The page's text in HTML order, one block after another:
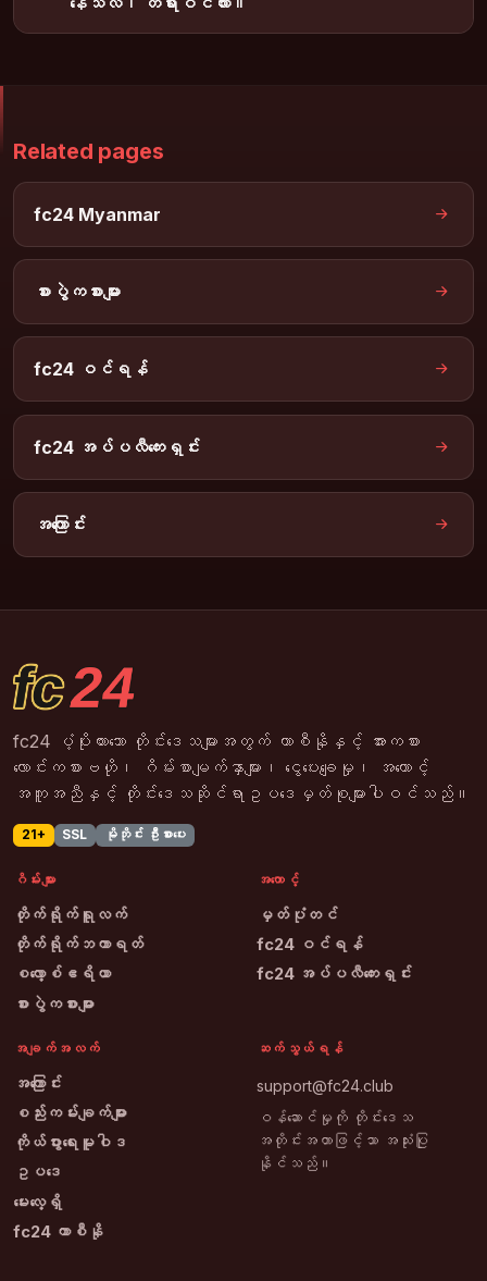
Related pages
fc24 Myanmar
စားပွဲကစားများ
fc24 ဝင်ရန်
fc24 အပ်ပလီကေးရှင်း
အကြောင်း
fc24 ပံ့ပိုးထားသော တိုင်းဒေသများအတွက် ကာစီနိုနှင့် အားကစား
လောင်းကစားဗဟို၊ ဂိမ်းစာမျက်နှာများ၊ ငွေပေးချေမှု၊ အကောင့်
အကူအညီနှင့် တိုင်းဒေသဆိုင်ရာဥပဒေမှတ်စုများပါဝင်သည်။
21+ SSL မိုဘိုင်း ဦးစားပေး
ဂိမ်းများ
တိုက်ရိုက်ရူလက်
တိုက်ရိုက်ဘကာရတ်
စလော့စ်ဧရိယာ
စားပွဲကစားများ
အကောင့်
မှတ်ပုံတင်
fc24 ဝင်ရန်
fc24 အပ်ပလီကေးရှင်း
အချက်အလက်
အကြောင်း
စည်းကမ်းချက်များ
ကိုယ်ပွားရေးမူဝါဒ
ဥပဒေ
မေးလေ့ရှိ
fc24 ကာစီနို
ဆက်သွယ်ရန်
support@fc24.club
ဝန်ဆောင်မှုကို တိုင်းဒေသ
အတိုင်းအတာဖြင့်သာ အသုံးပြု
နိုင်သည်။